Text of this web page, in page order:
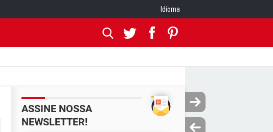
Idioma
ASSINE NOSSA
NEWSLETTER!